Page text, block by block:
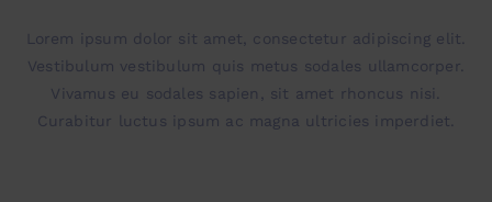
Lorem ipsum dolor sit amet, consectetur adipiscing elit.
Vestibulum vestibulum quis metus sodales ullamcorper.
Vivamus eu sodales sapien, sit amet rhoncus nisi.
Curabitur luctus ipsum ac magna ultricies imperdiet.